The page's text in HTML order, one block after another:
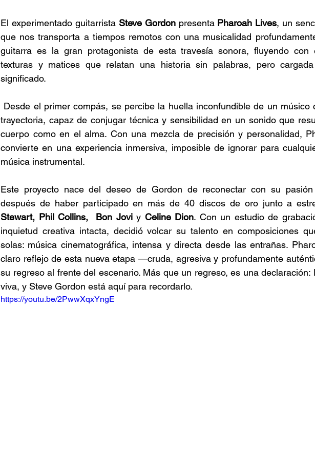
El experimentado guitarrista Steve Gordon presenta Pharoah Lives, un
que nos transporta a tiempos remotos con una musicalidad
guitarra es la gran protagonista de esta travesía sonora, fluyendo con
texturas y matices que relatan una historia sin palabras, pero
significado.
trayectoria, capaz de conjugar técnica y sensibilidad en un sonido que
cuerpo como en el alma. Con una mezcla de precisión y personalidad,
convierte en una experiencia inmersiva, imposible de ignorar para
música instrumental.
Este proyecto nace del deseo de Gordon de reconectar con su
después de haber participado en más de 40 discos de oro junto a
Stewart, Phil Collins,  Bon Jovi y Celine Dion. Con un estudio de
inquietud creativa intacta, decidió volcar su talento en composiciones
solas: música cinematográfica, intensa y directa desde las entrañas.
claro reflejo de esta nueva etapa —cruda, agresiva y profundamente
su regreso al frente del escenario. Más que un regreso, es una declaración:
viva, y Steve Gordon está aquí para recordarlo.
https://youtu.be/2PwwXqxYngE